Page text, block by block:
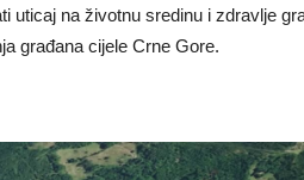
na životnu sredinu i zdravlje
građana cijele Crne Gore.